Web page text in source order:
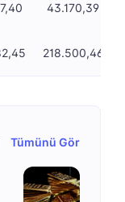
43.170,39
218.500,46
Tümünü Gör